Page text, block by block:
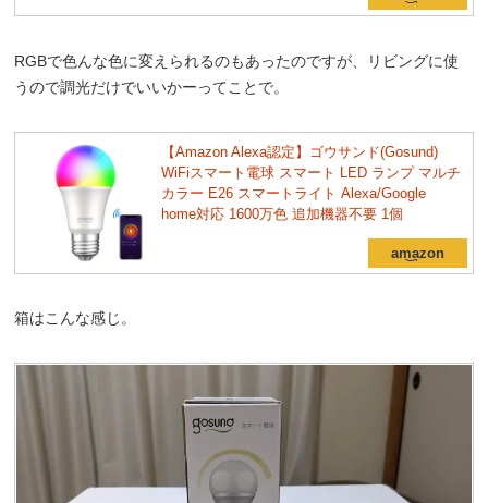
RGBで色んな色に変えられるのもあったのですが、リビングに使
うので調光だけでいいかーってことで。
【Amazon Alexa認定】ゴウサンド(Gosund)
WiFiスマート電球 スマート LED ランプ マルチ
カラー E26 スマートライト Alexa/Google
home対応 1600万色 追加機器不要 1個
箱はこんな感じ。